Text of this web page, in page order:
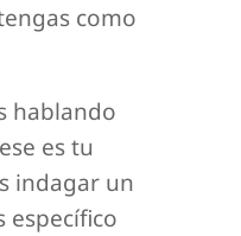
como
hablando
es tu
indagar un
específico